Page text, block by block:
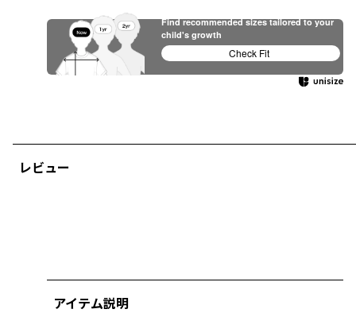
レビュー
アイテム説明
Find recommended sizes tailored to your
child's growth
Check Fit